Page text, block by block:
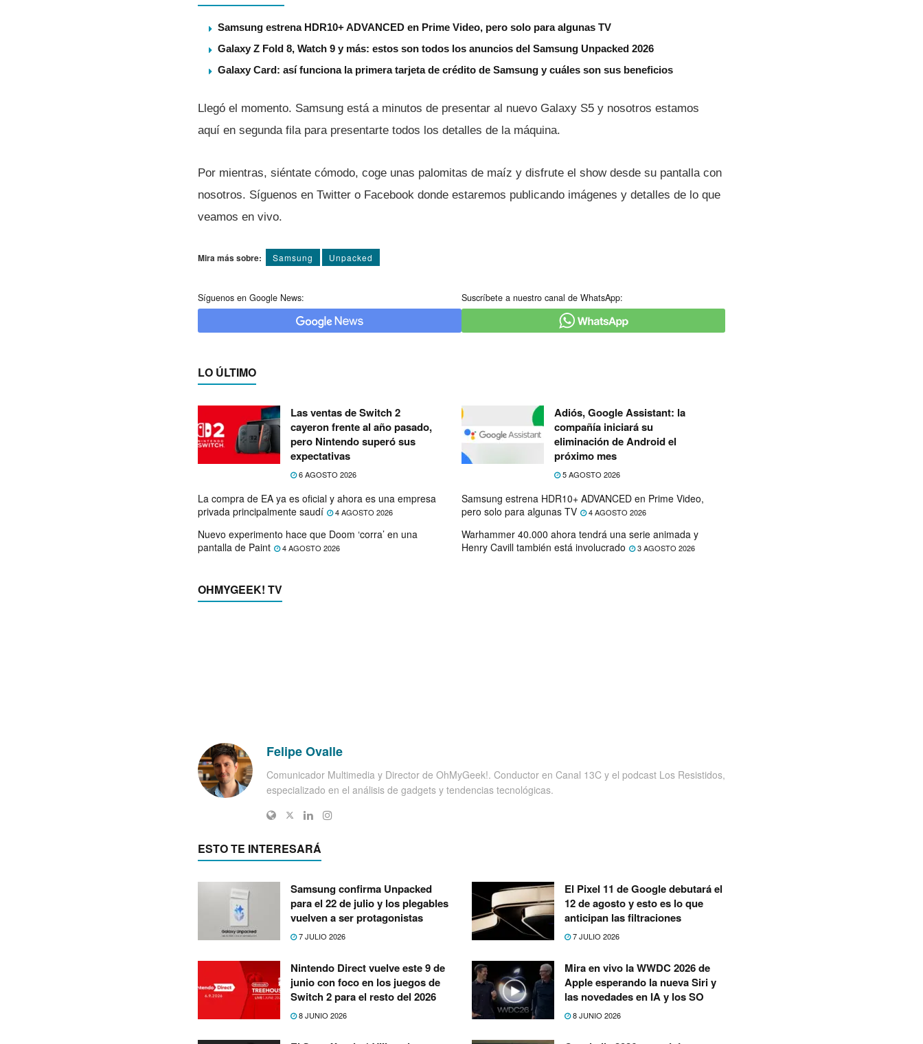
Samsung estrena HDR10+ ADVANCED en Prime Video, pero solo para algunas TV
Galaxy Z Fold 8, Watch 9 y más: estos son todos los anuncios del Samsung Unpacked 2026
Galaxy Card: así funciona la primera tarjeta de crédito de Samsung y cuáles son sus beneficios
Llegó el momento. Samsung está a minutos de presentar al nuevo Galaxy S5 y nosotros estamos
aquí­ en segunda fila para presentarte todos los detalles de la máquina.
Por mientras, siéntate cómodo, coge unas palomitas de maí­z y disfrute el show desde su pantalla con
nosotros. Sí­guenos en Twitter o Facebook donde estaremos publicando imágenes y detalles de lo que
veamos en vivo.
Mira más sobre: Samsung Unpacked
Síguenos en Google News: Suscríbete a nuestro canal de WhatsApp:
LO ÚLTIMO
Las ventas de Switch 2
cayeron frente al año pasado,
pero Nintendo superó sus
expectativas
6 AGOSTO 2026
Adiós, Google Assistant: la
compañía iniciará su
eliminación de Android el
próximo mes
5 AGOSTO 2026
La compra de EA ya es oficial y ahora es una empresa
privada principalmente saudí
4 AGOSTO 2026
Samsung estrena HDR10+ ADVANCED en Prime Video,
pero solo para algunas TV
4 AGOSTO 2026
Nuevo experimento hace que Doom ‘corra’ en una
pantalla de Paint
4 AGOSTO 2026
Warhammer 40.000 ahora tendrá una serie animada y
Henry Cavill también está involucrado
3 AGOSTO 2026
OHMYGEEK! TV
Felipe Ovalle
Comunicador Multimedia y Director de OhMyGeek!. Conductor en Canal 13C y el podcast Los Resistidos,
especializado en el análisis de gadgets y tendencias tecnológicas.
ESTO TE INTERESARÁ
Samsung confirma Unpacked
para el 22 de julio y los plegables
vuelven a ser protagonistas
7 JULIO 2026
El Pixel 11 de Google debutará el
12 de agosto y esto es lo que
anticipan las filtraciones
7 JULIO 2026
Nintendo Direct vuelve este 9 de
junio con foco en los juegos de
Switch 2 para el resto del 2026
8 JUNIO 2026
Mira en vivo la WWDC 2026 de
Apple esperando la nueva Siri y
las novedades en IA y los SO
8 JUNIO 2026